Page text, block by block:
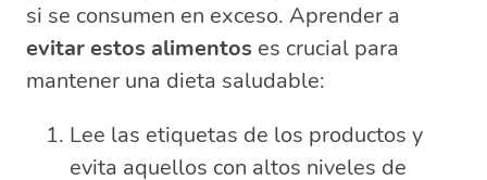
si se consumen en exceso. Aprender a
evitar estos alimentos es crucial para
mantener una dieta saludable:
Lee las etiquetas de los productos y
evita aquellos con altos niveles de